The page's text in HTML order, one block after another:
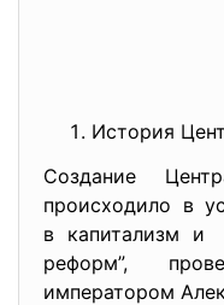
История
Создание
происходило в
в капитализм и
реформ”,
императором